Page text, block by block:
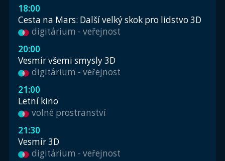
18:00
Cesta na Mars: Další velký skok pro lidstvo 3D
digitárium - veřejnost
20:00
Vesmír všemi smysly 3D
digitárium - veřejnost
21:00
Letní kino
volné prostranství
21:30
Vesmír 3D
digitárium - veřejnost